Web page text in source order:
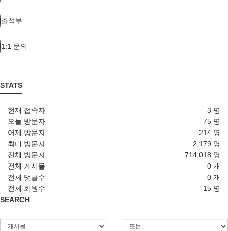
출석부
1:1 문의
STATS
3 명
현재 접속자
75 명
오늘 방문자
214 명
어제 방문자
2,179 명
최대 방문자
714,018 명
전체 방문자
0 개
전체 게시물
0 개
전체 댓글수
15 명
전체 회원수
SEARCH